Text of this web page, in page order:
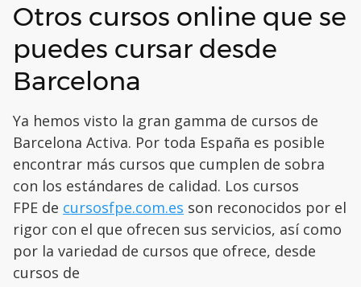
Otros cursos online que se
puedes cursar desde
Barcelona
Ya hemos visto la gran gamma de cursos de
Barcelona Activa. Por toda España es posible
encontrar más cursos que cumplen de sobra
con los estándares de calidad. Los cursos
FPE de cursosfpe.com.es son reconocidos por el
rigor con el que ofrecen sus servicios, así como
por la variedad de cursos que ofrece, desde
cursos de